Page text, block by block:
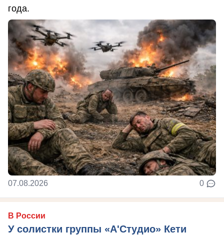
года.
07.08.2026 0
В России
У солистки группы «А'Студио» Кети